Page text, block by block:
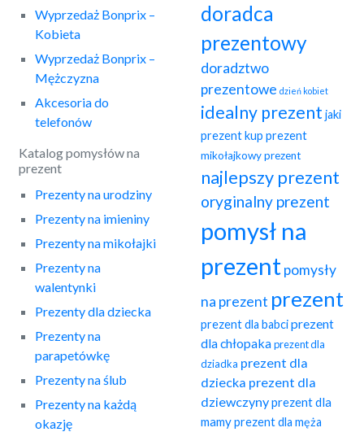
Wyprzedaż Bonprix –
Kobieta
Wyprzedaż Bonprix –
Mężczyzna
Akcesoria do
telefonów
Katalog pomysłów na
prezent
Prezenty na urodziny
Prezenty na imieniny
Prezenty na mikołajki
Prezenty na
walentynki
Prezenty dla dziecka
Prezenty na
parapetówkę
Prezenty na ślub
Prezenty na każdą
okazję
doradca
prezentowy
doradztwo
prezentowe dzień kobiet
idealny prezent jaki
prezentkup prezent
mikołajkowy prezent
najlepszy prezent
oryginalny prezent
pomysł na
prezent pomysły
na prezent prezent
prezent dla babciprezent
dla chłopakaprezent dla
dziadka prezent dla
dziecka prezent dla
dziewczynyprezent dla
mamyprezent dla męża